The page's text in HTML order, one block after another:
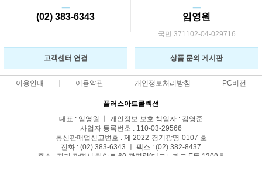
ㅡ
(02) 383-6343
ㅡ
임영원
국민 371102-04-029716
고객센터 연결 상품 문의 게시판
이용안내 이용약관 개인정보처리방침 PC버전
플러스아트콜렉션
대표 : 임영원 ㅣ 개인정보 보호 책임자 : 김영준
사업자 등록번호 : 110-03-29566
통신판매업신고번호 : 제 2022-경기광명-0107 호
전화 : (02) 383-6343 ㅣ 팩스 : (02) 382-8437
주소 : 경기 광명시 하안로 60 광명SK테크노파크 E동 1309호